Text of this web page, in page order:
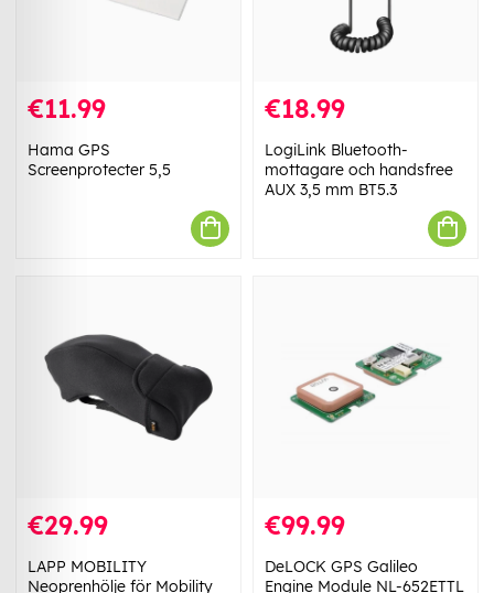
€11.99
Hama GPS
Screenprotecter 5,5
€18.99
LogiLink Bluetooth-
mottagare och handsfree
AUX 3,5 mm BT5.3
€29.99
LAPP MOBILITY
Neoprenhölje för Mobility
€99.99
DeLOCK GPS Galileo
Engine Module NL-652ETTL